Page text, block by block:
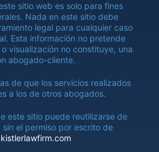
sitio web es solo para fines
Nada en este sitio debe
legal para cualquier caso
Esta información no pretende
visualización no constituye, una
abogado-cliente.
de que los servicios realizados
a los de otros abogados.
este sitio puede reutilizarse de
sin el permiso por escrito de